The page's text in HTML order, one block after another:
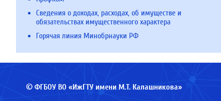
Сведения о доходах, расходах, об имуществе и
обязательствах имущественного характера
Горячая линия Минобрнауки РФ
© ФГБОУ ВО «ИжГТУ имени М.Т. Калашникова»